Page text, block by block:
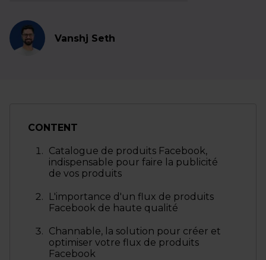
Vanshj Seth
CONTENT
Catalogue de produits Facebook,
indispensable pour faire la publicité
de vos produits
L'importance d'un flux de produits
Facebook de haute qualité
Channable, la solution pour créer et
optimiser votre flux de produits
Facebook